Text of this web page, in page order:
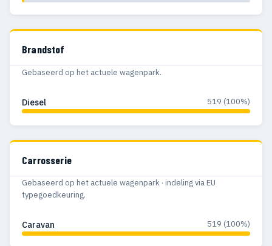
Brandstof
Gebaseerd op het actuele wagenpark.
Diesel 519 (100%)
Carrosserie
Gebaseerd op het actuele wagenpark · indeling via EU
typegoedkeuring.
Caravan 519 (100%)